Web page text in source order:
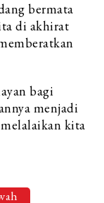
bermata
di akhirat
bagi
menjadi
kita